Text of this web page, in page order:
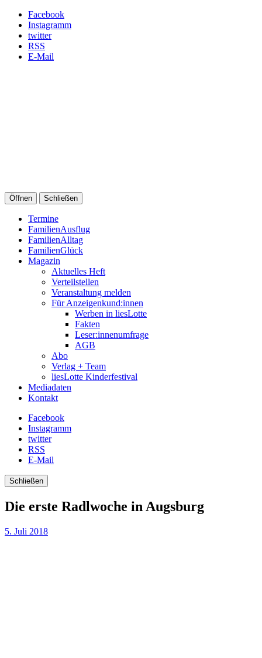
Facebook
Instagramm
twitter
RSS
E-Mail
Öffnen Schließen
Termine
FamilienAusflug
FamilienAlltag
FamilienGlück
Magazin
Aktuelles Heft
Verteilstellen
Veranstaltung melden
Für Anzeigenkund:innen
Werben in liesLotte
Fakten
Leser:innenumfrage
AGB
Abo
Verlag + Team
liesLotte Kinderfestival
Mediadaten
Kontakt
Facebook
Instagramm
twitter
RSS
E-Mail
Schließen
Die erste Radlwoche in Augsburg
5. Juli 2018